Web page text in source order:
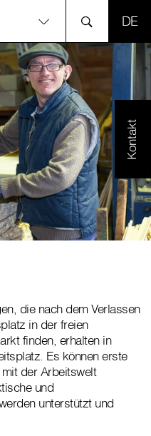
Kontakt
die nach dem Verlassen
in der freien
finden, erhalten in
Es können erste
der Arbeitswelt
und
unterstützt und